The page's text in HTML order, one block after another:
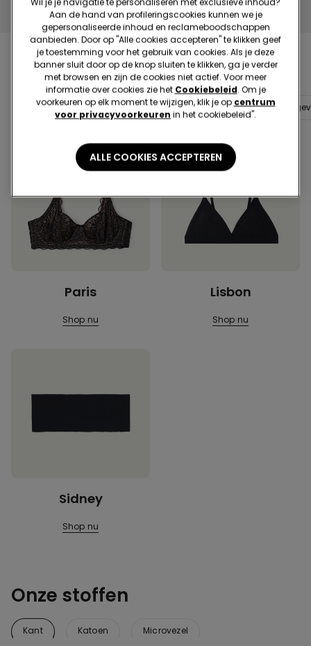
Vind jouw favoriet
Niet voorgevormd Licht voorgevormd Sterk
Paris
Shop nu
Lisbon
Shop nu
Sidney
Shop nu
Onze stoffen
Kant Katoen Microvezel
Aan de hand van profileringscookies kunnen we je
gepersonaliseerde inhoud en reclameboodschappen
aanbieden. Door op "Alle cookies accepteren" te klikken geef
je toestemming voor het gebruik van cookies. Als je deze
banner sluit door op de knop sluiten te klikken, ga je verder
met browsen en zijn de cookies niet actief. Voor meer
informatie over cookies zie het Cookiebeleid. Om je
voorkeuren op elk moment te wijzigen, klik je op centrum
voor privacyvoorkeuren in het cookiebeleid".
ALLE COOKIES ACCEPTEREN